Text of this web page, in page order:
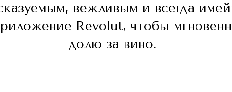
вежливым и всегда
Revolut, чтобы
долю за вино.